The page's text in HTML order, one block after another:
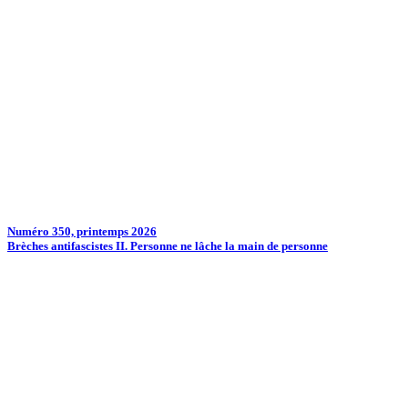
Numéro 350, printemps 2026
Brèches antifascistes II. Personne ne lâche la main de personne